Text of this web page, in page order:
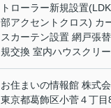
トローラー新規設置
部アクセントクロス) カ
スカーテン設置 網戸張
規交換 室内ハウスクリ
お住まいの情報館 株式
東京都葛飾区小菅４丁目